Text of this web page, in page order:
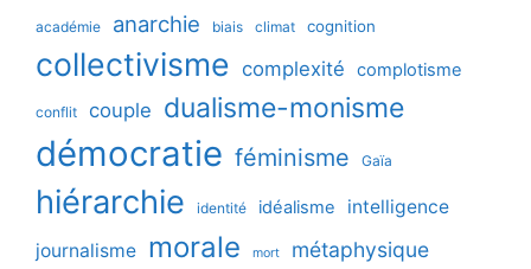
académie anarchie biais climat cognition
collectivisme complexité complotisme
conflit couple dualisme-monisme
démocratie féminisme Gaïa
hiérarchie identité idéalisme
intelligence
journalisme morale mort
métaphysique